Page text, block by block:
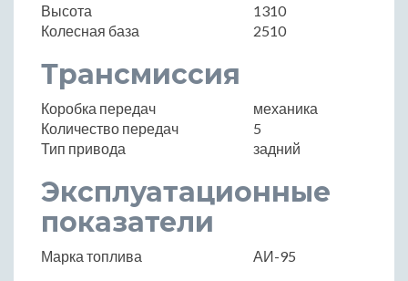
Высота
1310
Колесная база
2510
Трансмиссия
Коробка передач
механика
Количество передач
5
Тип привода
задний
Эксплуатационные
показатели
Марка топлива АИ-95